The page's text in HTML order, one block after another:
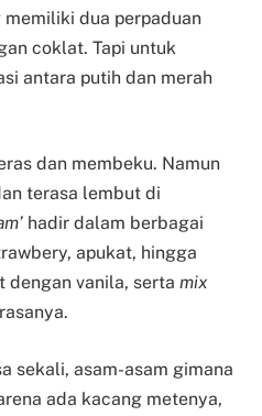
dua perpaduan
coklat. Tapi untuk
antara putih dan merah
dan membeku. Namun
terasa lembut di
hadir dalam berbagai
apukat, hingga
dengan vanila, serta mix
sekali, asam-asam gimana
ada kacang metenya,